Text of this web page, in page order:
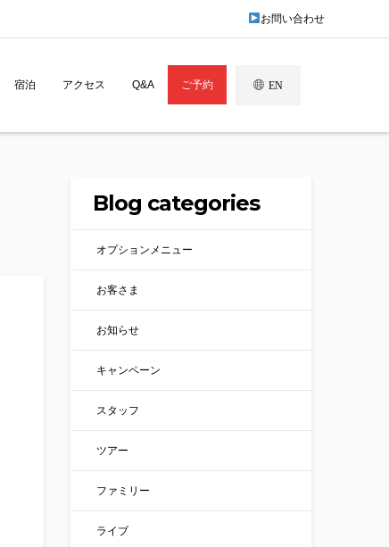
お問い合わせ
宿泊 アクセス Q&A ご予約 EN
Blog categories
オプションメニュー
お客さま
お知らせ
キャンペーン
スタッフ
ツアー
ファミリー
ライブ